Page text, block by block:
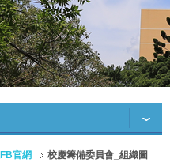
官網 校慶籌備委員會_組織圖